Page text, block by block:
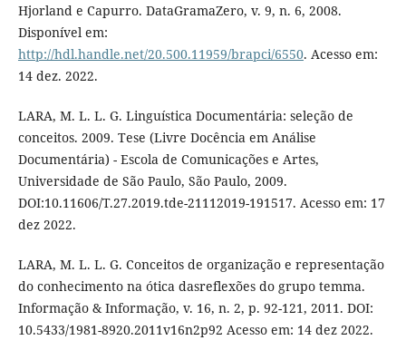
Hjorland e Capurro. DataGramaZero, v. 9, n. 6, 2008.
Disponível em:
http://hdl.handle.net/20.500.11959/brapci/6550. Acesso em:
14 dez. 2022.
LARA, M. L. L. G. Linguística Documentária: seleção de
conceitos. 2009. Tese (Livre Docência em Análise
Documentária) - Escola de Comunicações e Artes,
Universidade de São Paulo, São Paulo, 2009.
DOI:10.11606/T.27.2019.tde-21112019-191517. Acesso em: 17
dez 2022.
LARA, M. L. L. G. Conceitos de organização e representação
do conhecimento na ótica dasreflexões do grupo temma.
Informação & Informação, v. 16, n. 2, p. 92-121, 2011. DOI:
10.5433/1981-8920.2011v16n2p92 Acesso em: 14 dez 2022.